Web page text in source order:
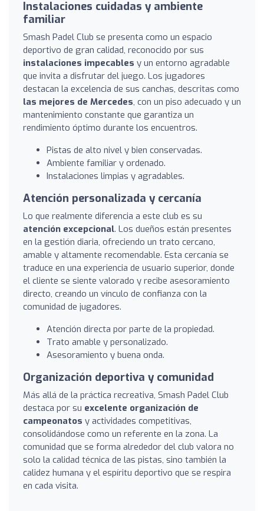
Instalaciones cuidadas y ambiente
familiar
Smash Padel Club se presenta como un espacio
deportivo de gran calidad, reconocido por sus
instalaciones impecables y un entorno agradable
que invita a disfrutar del juego. Los jugadores
destacan la excelencia de sus canchas, descritas como
las mejores de Mercedes, con un piso adecuado y un
mantenimiento constante que garantiza un
rendimiento óptimo durante los encuentros.
Pistas de alto nivel y bien conservadas.
Ambiente familiar y ordenado.
Instalaciones limpias y agradables.
Atención personalizada y cercanía
Lo que realmente diferencia a este club es su
atención excepcional. Los dueños están presentes
en la gestión diaria, ofreciendo un trato cercano,
amable y altamente recomendable. Esta cercanía se
traduce en una experiencia de usuario superior, donde
el cliente se siente valorado y recibe asesoramiento
directo, creando un vínculo de confianza con la
comunidad de jugadores.
Atención directa por parte de la propiedad.
Trato amable y personalizado.
Asesoramiento y buena onda.
Organización deportiva y comunidad
Más allá de la práctica recreativa, Smash Padel Club
destaca por su excelente organización de
campeonatos y actividades competitivas,
consolidándose como un referente en la zona. La
comunidad que se forma alrededor del club valora no
solo la calidad técnica de las pistas, sino también la
calidez humana y el espíritu deportivo que se respira
en cada visita.